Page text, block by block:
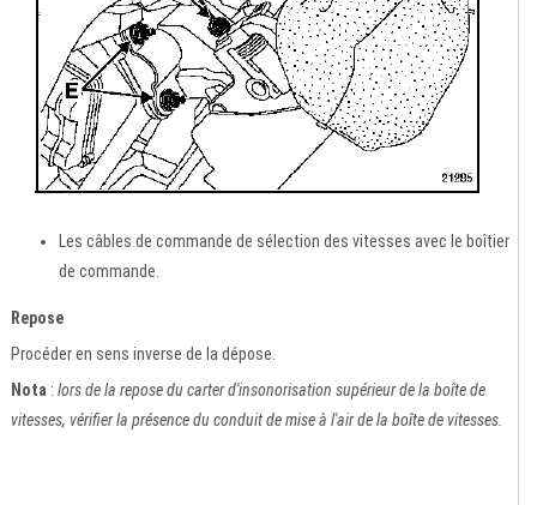
Les câbles de commande de sélection des vitesses avec le boîtier
de commande.
Repose
Procéder en sens inverse de la dépose.
Nota : lors de la repose du carter d'insonorisation supérieur de la boîte de
vitesses, vérifier la présence du conduit de mise à l'air de la boîte de vitesses.